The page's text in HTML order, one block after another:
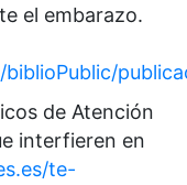
el embarazo.
de Atención
interfieren en
te-